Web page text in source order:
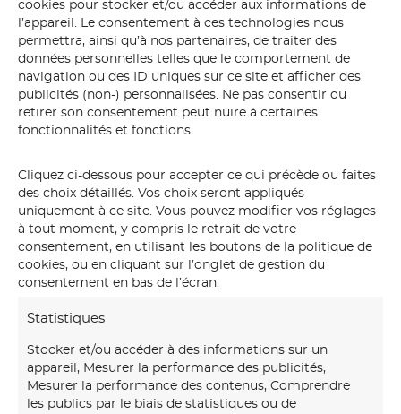
cookies pour stocker et/ou accéder aux informations de
l’appareil. Le consentement à ces technologies nous
permettra, ainsi qu’à nos partenaires, de traiter des
données personnelles telles que le comportement de
navigation ou des ID uniques sur ce site et afficher des
publicités (non-) personnalisées. Ne pas consentir ou
retirer son consentement peut nuire à certaines
fonctionnalités et fonctions.
Cliquez ci-dessous pour accepter ce qui précède ou faites
des choix détaillés. Vos choix seront appliqués
uniquement à ce site. Vous pouvez modifier vos réglages
à tout moment, y compris le retrait de votre
consentement, en utilisant les boutons de la politique de
cookies, ou en cliquant sur l’onglet de gestion du
consentement en bas de l’écran.
Statistiques
Stocker et/ou accéder à des informations sur un
appareil, Mesurer la performance des publicités,
Mesurer la performance des contenus, Comprendre
les publics par le biais de statistiques ou de